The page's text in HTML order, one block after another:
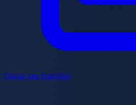
Ouvrir une franchise